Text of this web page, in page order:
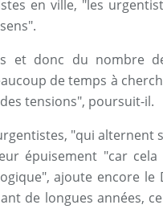
en ville, "les
et donc du nombre
de temps à
tensions", poursuit-il.
"qui alternent
épuisement "car
ajoute encore le
de longues années,